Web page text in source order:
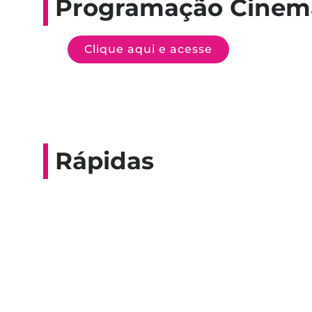
Programação
Clique aqui e acesse
Rápidas